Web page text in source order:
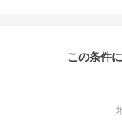
この条件